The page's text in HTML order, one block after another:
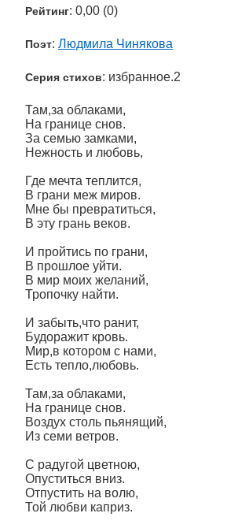
Рейтинг: 0,00 (0)
Поэт: Людмила Чинякова
Серия стихов: избранное.2
Там,за облаками,
На границе снов.
За семью замками,
Нежность и любовь,
Где мечта теплится,
В грани меж миров.
Мне бы превратиться,
В эту грань веков.
И пройтись по грани,
В прошлое уйти.
В мир моих желаний,
Тропочку найти.
И забыть,что ранит,
Будоражит кровь.
Мир,в котором с нами,
Есть тепло,любовь.
Там,за облаками,
На границе снов.
Воздух столь пьянящий,
Из семи ветров.
С радугой цветною,
Опуститься вниз.
Отпустить на волю,
Той любви каприз.